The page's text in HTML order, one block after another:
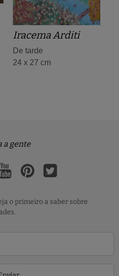
Iracema Arditi
De tarde
24 x 27 cm
a gente
o primeiro a saber sobre